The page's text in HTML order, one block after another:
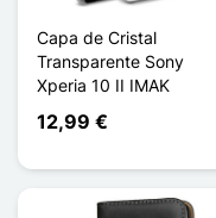
Capa de Cristal
Transparente Sony
Xperia 10 II IMAK
12,99 €